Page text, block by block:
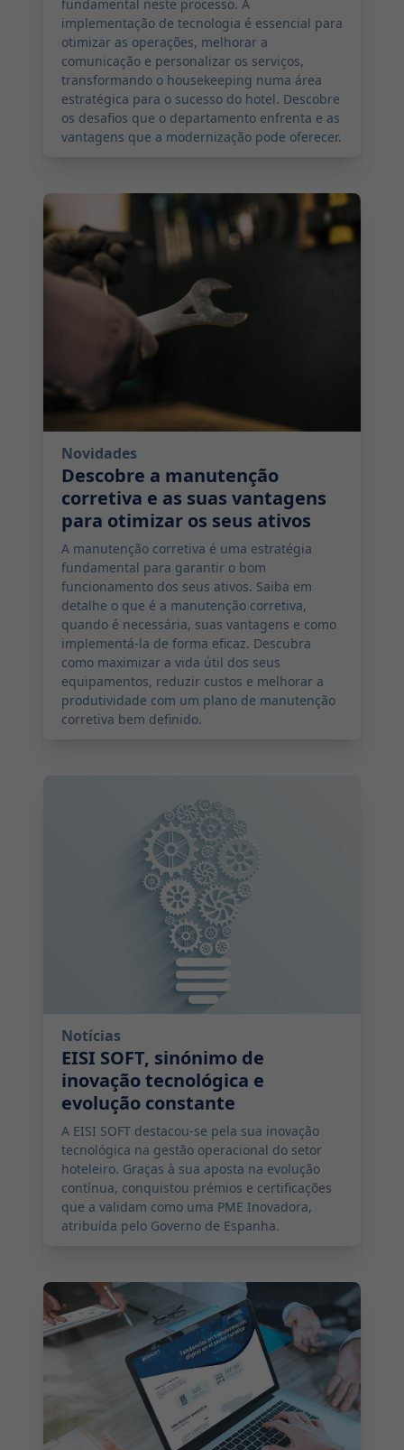
fundamental neste processo. A
implementação de tecnologia é essencial para
otimizar as operações, melhorar a
comunicação e personalizar os serviços,
transformando o housekeeping numa área
estratégica para o sucesso do hotel. Descobre
os desafios que o departamento enfrenta e as
vantagens que a modernização pode oferecer.
2024-09-05 07:00:00
Novidades
Descobre a manutenção
corretiva e as suas vantagens
para otimizar os seus ativos
A manutenção corretiva é uma estratégia
fundamental para garantir o bom
funcionamento dos seus ativos. Saiba em
detalhe o que é a manutenção corretiva,
quando é necessária, suas vantagens e como
implementá-la de forma eficaz. Descubra
como maximizar a vida útil dos seus
equipamentos, reduzir custos e melhorar a
produtividade com um plano de manutenção
corretiva bem definido.
2024-08-29 07:00:00
Notícias
EISI SOFT, sinónimo de
inovação tecnológica e
evolução constante
A EISI SOFT destacou-se pela sua inovação
tecnológica na gestão operacional do setor
hoteleiro. Graças à sua aposta na evolução
contínua, conquistou prémios e certificações
que a validam como uma PME Inovadora,
atribuída pelo Governo de Espanha.
2024-07-31 07:30:00